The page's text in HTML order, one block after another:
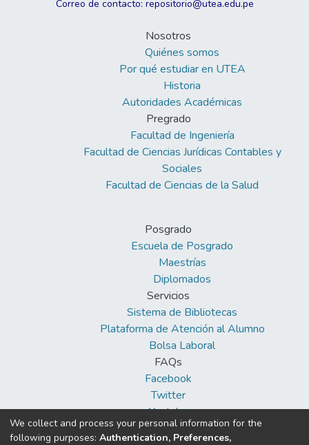
Correo de contacto: repositorio@utea.edu.pe
Nosotros
Quiénes somos
Por qué estudiar en UTEA
Historia
Autoridades Académicas
Pregrado
Facultad de Ingeniería
Facultad de Ciencias Jurídicas Contables y
Sociales
Facultad de Ciencias de la Salud
Posgrado
Escuela de Posgrado
Maestrías
Diplomados
Servicios
Sistema de Bibliotecas
Plataforma de Atención al Alumno
Bolsa Laboral
FAQs
Facebook
Twitter
Youtube
We collect and process your personal information for the
following purposes: Authentication, Preferences,